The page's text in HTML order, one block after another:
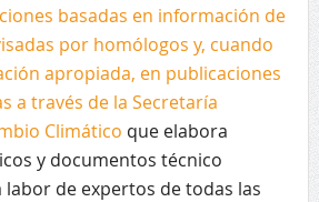
basadas en información de
por homólogos y, cuando
apropiada, en publicaciones
a través de la Secretaría
Climático que elabora
y documentos técnico
labor de expertos de todas las